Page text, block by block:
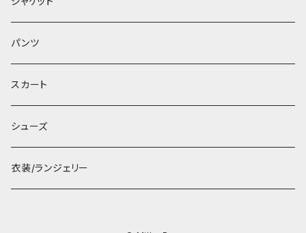
パンツ
スカート
シューズ
衣装/ランジェリー